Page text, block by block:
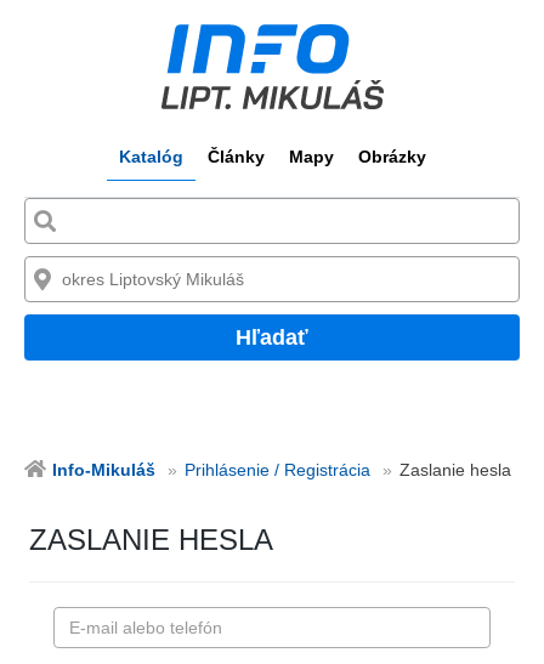
Katalóg Články Mapy Obrázky
Hľadať
Info-Mikuláš Prihlásenie / Registrácia Zaslanie hesla
ZASLANIE HESLA